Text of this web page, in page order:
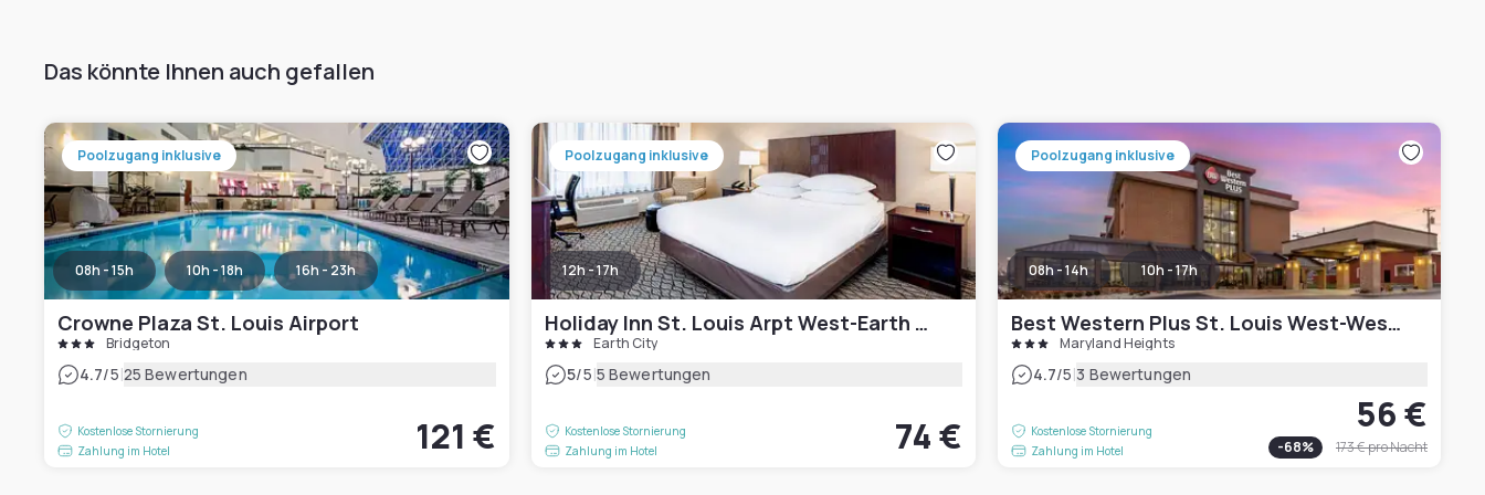
Das könnte Ihnen auch gefallen
Poolzugang inklusive
08h - 15h 10h - 18h 16h - 23h
Crowne Plaza St. Louis Airport
Bridgeton
4.7/5|25 Bewertungen
Kostenlose Stornierung
Zahlung im Hotel
121 €
Poolzugang inklusive
12h - 17h
Holiday Inn St. Louis Arpt West-Earth City
Earth City
5/5|5 Bewertungen
Kostenlose Stornierung
Zahlung im Hotel
74 €
Poolzugang inklusive
08h - 14h 10h - 17h
Best Western Plus St. Louis West-Westport
Maryland Heights
4.7/5|3 Bewertungen
Kostenlose Stornierung
Zahlung im Hotel
56 €
-68% 173 €pro Nacht